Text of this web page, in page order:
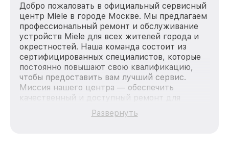
Добро пожаловать в официальный сервисный
центр Miele в городе Москве. Мы предлагаем
профессиональный ремонт и обслуживание
устройств Miele для всех жителей города и
окрестностей. Наша команда состоит из
сертифицированных специалистов, которые
постоянно повышают свою квалификацию,
чтобы предоставить вам лучший сервис.
Миссия нашего центра — обеспечить
качественный и доступный ремонт для
каждого пользователя продукции Miele, вне
зависимости от сложности поломки. Мы
Развернуть